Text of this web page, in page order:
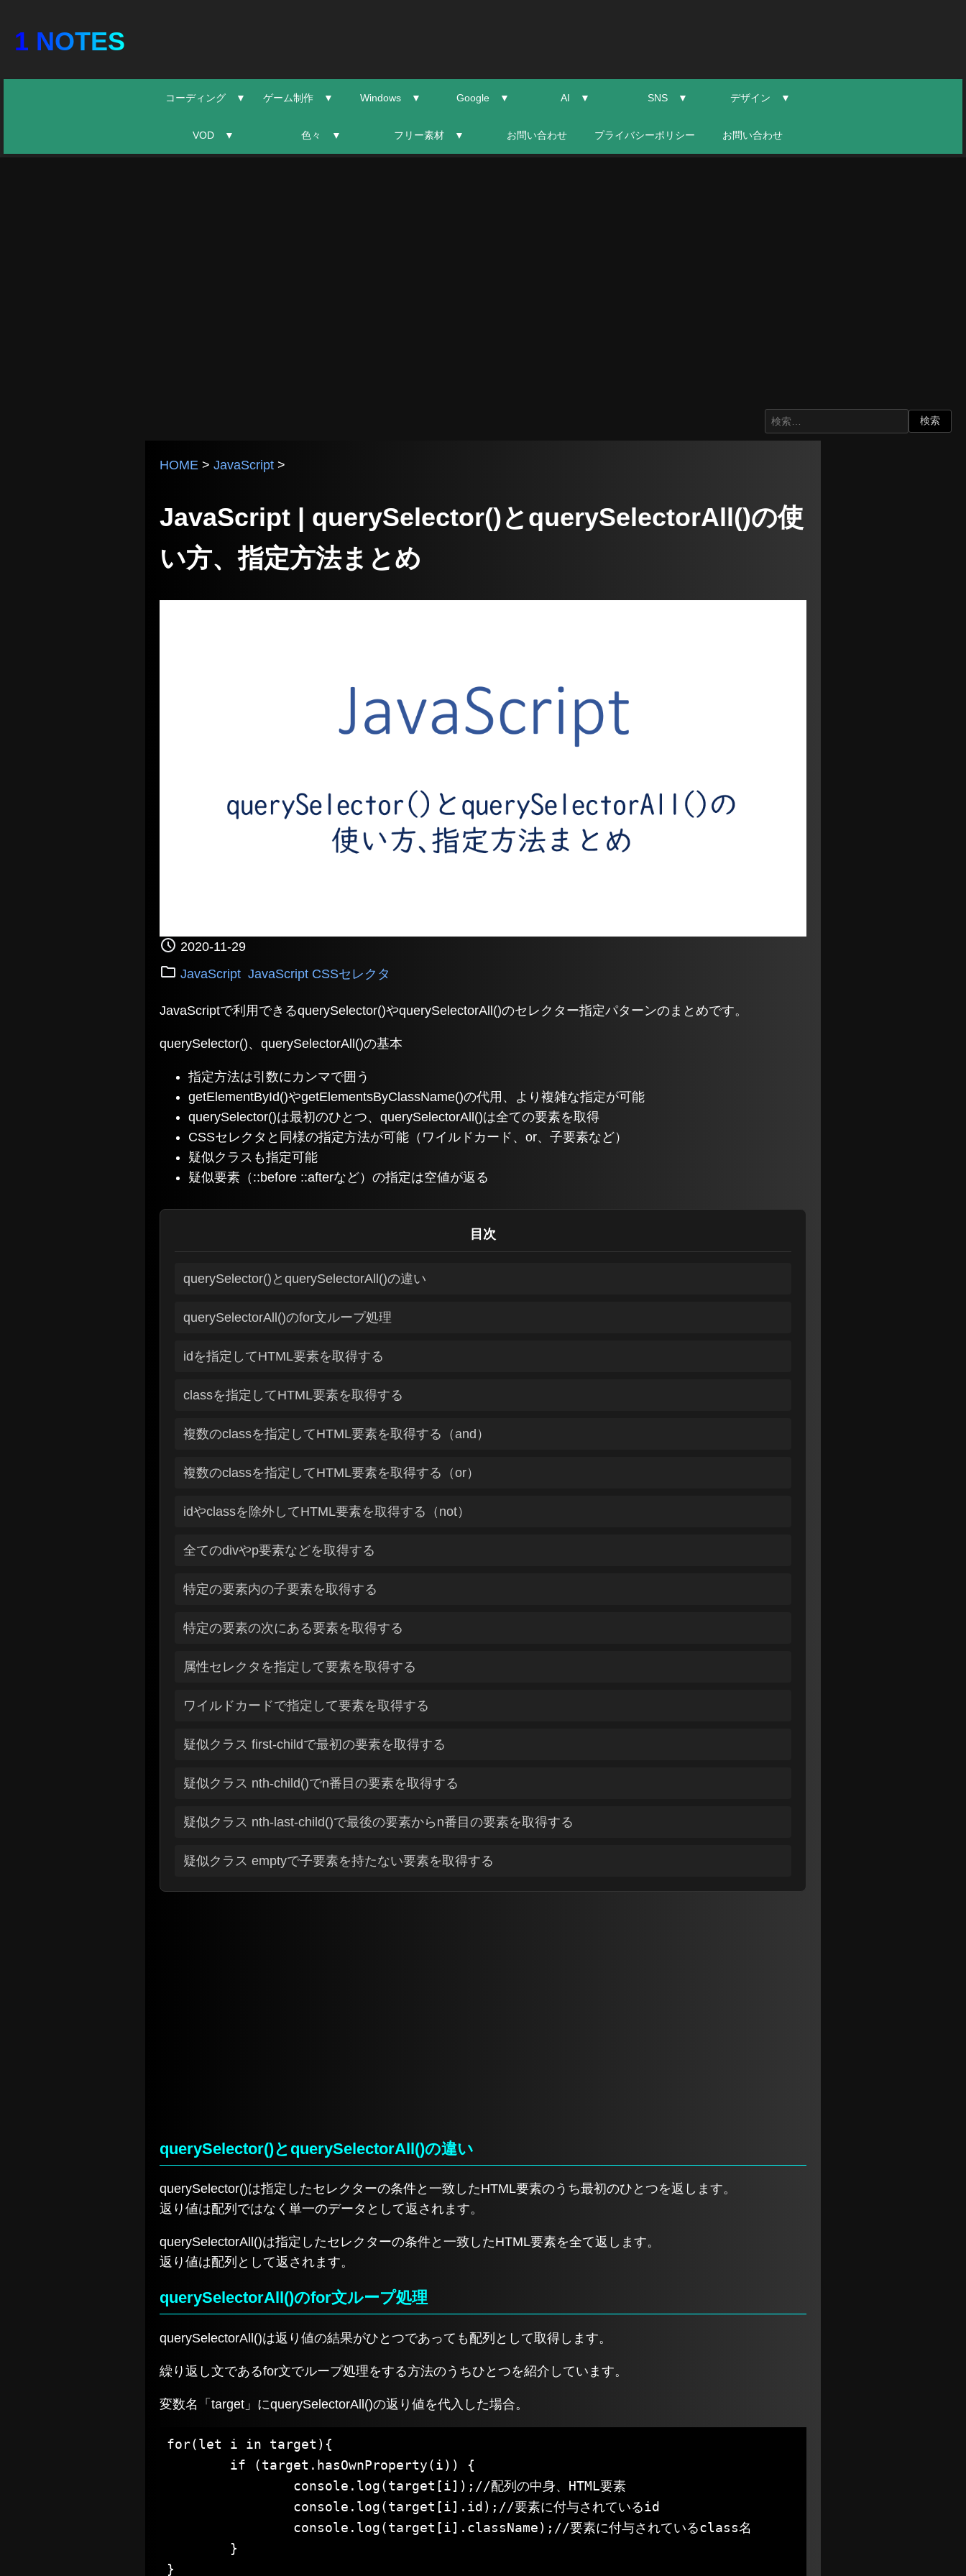
1 NOTES
コーディング ▼ ゲーム制作 ▼ Windows ▼ Google ▼ AI ▼ SNS ▼ デザイン ▼
VOD ▼ 色々 ▼ フリー素材 ▼ お問い合わせ プライバシーポリシー お問い合わせ
HOME > JavaScript >
JavaScript | querySelector()とquerySelectorAll()の使
い方、指定方法まとめ
2020-11-29
JavaScript JavaScript CSSセレクタ
JavaScriptで利用できるquerySelector()やquerySelectorAll()のセレクター指定パターンのまとめです。
querySelector()、querySelectorAll()の基本
指定方法は引数にカンマで囲う
getElementById()やgetElementsByClassName()の代用、より複雑な指定が可能
querySelector()は最初のひとつ、querySelectorAll()は全ての要素を取得
CSSセレクタと同様の指定方法が可能（ワイルドカード、or、子要素など）
疑似クラスも指定可能
疑似要素（::before ::afterなど）の指定は空値が返る
目次
querySelector()とquerySelectorAll()の違い
querySelectorAll()のfor文ループ処理
idを指定してHTML要素を取得する
classを指定してHTML要素を取得する
複数のclassを指定してHTML要素を取得する（and）
複数のclassを指定してHTML要素を取得する（or）
idやclassを除外してHTML要素を取得する（not）
全てのdivやp要素などを取得する
特定の要素内の子要素を取得する
特定の要素の次にある要素を取得する
属性セレクタを指定して要素を取得する
ワイルドカードで指定して要素を取得する
疑似クラス first-childで最初の要素を取得する
疑似クラス nth-child()でn番目の要素を取得する
疑似クラス nth-last-child()で最後の要素からn番目の要素を取得する
疑似クラス emptyで子要素を持たない要素を取得する
querySelector()とquerySelectorAll()の違い
querySelector()は指定したセレクターの条件と一致したHTML要素のうち最初のひとつを返します。
返り値は配列ではなく単一のデータとして返されます。
querySelectorAll()は指定したセレクターの条件と一致したHTML要素を全て返します。
返り値は配列として返されます。
querySelectorAll()のfor文ループ処理
querySelectorAll()は返り値の結果がひとつであっても配列として取得します。
繰り返し文であるfor文でループ処理をする方法のうちひとつを紹介しています。
変数名「target」にquerySelectorAll()の返り値を代入した場合。
for(let i in target){
}